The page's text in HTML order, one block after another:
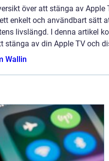
över att stänga av
enkelt och användbart sätt
livslängd. I denna artikel
stänga av din Apple TV och
Wallin